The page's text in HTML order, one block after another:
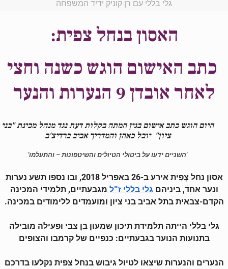
גלי בללי עם רן קוניק ידיד המשפחה
האסון בנחל צפית:
כתב האישום הוגש כשנה וחצי
לאחר אובדן 9 הנערות והנער
היום הוגש כתב אישום בגין המתה בקלות דעת נגד מנהל מכינת "בני
ציון" יובל כאהןוהמדריךאביב ברדיצ'ב
'השניים ידעו על ביטולי הטיולים והשיטפונות – והתעלמו'
אסון נחל צָפִית אירע ב-26 באפריל 2018, ובו נספו תשע נערות
ונער אחד, ביניהם גלי בללי ז"ל מגבעתיים, תלמידי המכינה
הקדם-צבאית בתל אביב בני ציון ומועמדים ללימודים במכינה.
גלי בללי הייתה תלמידת תיכון שמעון בן צבי ופעילה מובילה
בתנועות הנוער בגבעתיים: כנפיים של קרמבו והצופים
הנערים והנערות שיצאו לטיול גיבוש בנחל צפית נקלעו בדרכם